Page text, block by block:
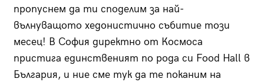
пропуснем да ти споделим за най-
вълнуващото хедонистично събитие този
месец! В София директно от Космоса
пристига единственият по рода си Food Hall в
България, и ние сме тук да те поканим на